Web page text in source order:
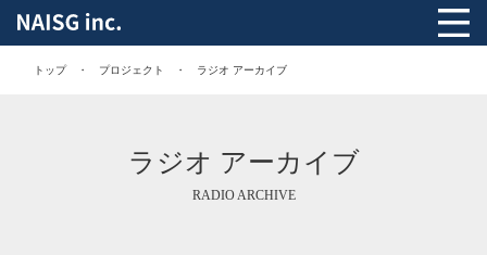
トップ プロジェクト ラジオ アーカイブ
ラジオ アーカイブ
RADIO ARCHIVE